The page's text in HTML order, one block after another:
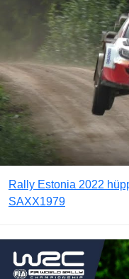
Rally Estonia 2022
SAXX1979